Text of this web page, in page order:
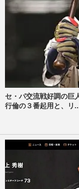
セ・パ交流戦好調の巨
行倫の３番起用と、リ